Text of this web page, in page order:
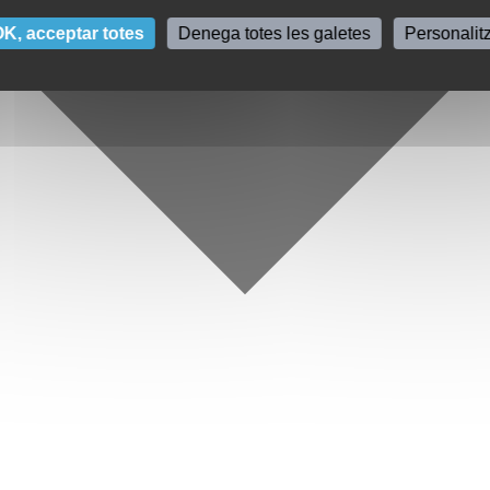
acceptar totes Denega totes les galetes